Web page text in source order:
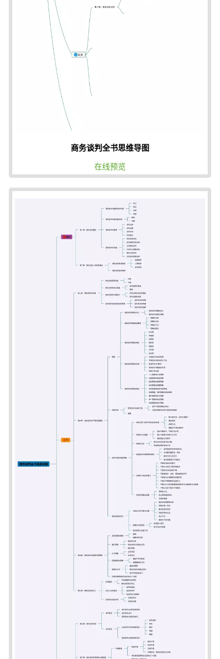
商务谈判全书思维导图
在线预览